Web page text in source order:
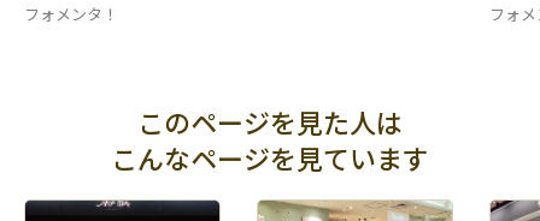
フォメンタ！ フォ
このページを見た人は
こんなページを見ています